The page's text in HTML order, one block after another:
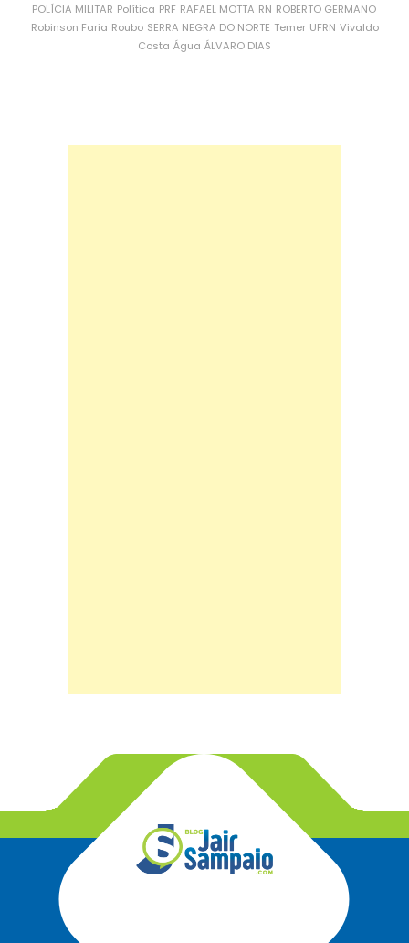
POLÍCIA MILITAR Política PRF RAFAEL MOTTA RN ROBERTO GERMANO
Robinson Faria Roubo SERRA NEGRA DO NORTE Temer UFRN Vivaldo
Costa Água ÁLVARO DIAS